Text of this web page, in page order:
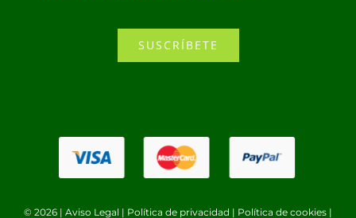
SUSCRÍBETE
© 2026 | Aviso Legal | Política de privacidad | Política de cookies |